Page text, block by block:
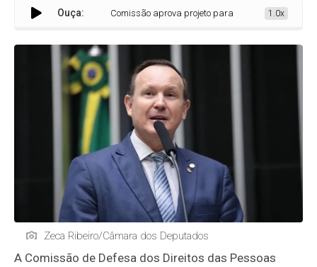
Ouça: Comissão aprova projeto para dar mais eficiência ao
1.0x
Zeca Ribeiro/Câmara dos Deputados
A Comissão de Defesa dos Direitos das Pessoas